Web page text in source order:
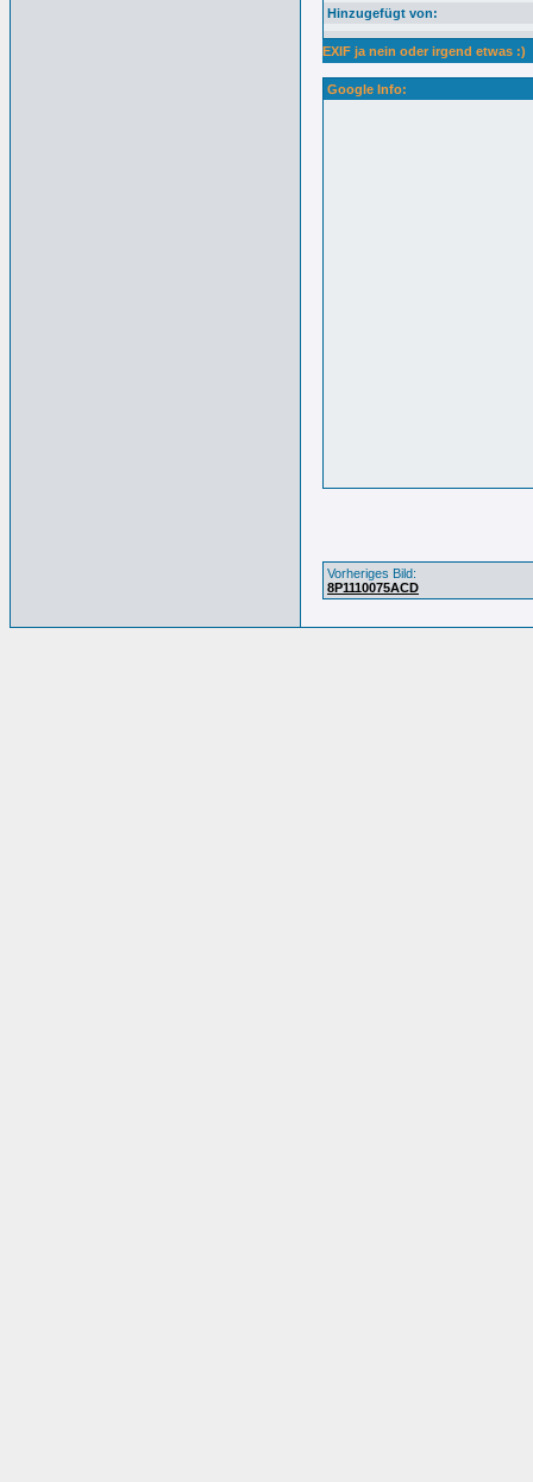
Hinzugefügt von:
EXIF ja nein oder irgend etwas :)
Google Info:
Vorheriges Bild:
8P1110075ACD